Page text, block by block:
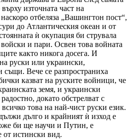
източната част на
отбеляза „Вашингтон пост“,
до Атлантическия океан и от
ѝ окупация би струвала
и пари. Освен това войната
както никога досега. И
руски или украински,
същи. Вече се разпространиха
казват на руските войници, че
земя, и украински
докато обстрелват с
това на най-чист руски език.
дълго и крайният ѝ изход е
би ще научи и Путин, е
от истински вид.